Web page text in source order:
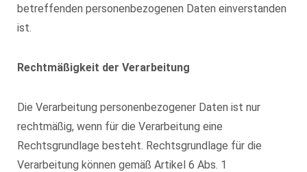
betreffenden personenbezogenen Daten einverstanden
ist.
Rechtmäßigkeit der Verarbeitung
Die Verarbeitung personenbezogener Daten ist nur
rechtmäßig, wenn für die Verarbeitung eine
Rechtsgrundlage besteht. Rechtsgrundlage für die
Verarbeitung können gemäß Artikel 6 Abs. 1